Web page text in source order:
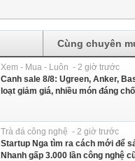
Cùng chuyên
Xem - Mua - Luôn - 2 giờ trước
Canh sale 8/8: Ugreen, Anker,
loạt giảm giá, nhiều món đáng
Trà đá công nghệ - 2 giờ trước
Startup Nga tìm ra cách mới để
Nhanh gấp 3.000 lần công nghệ